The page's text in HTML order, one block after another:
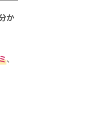
か
、